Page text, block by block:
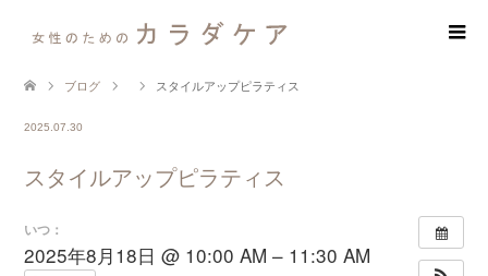
ブログ スタイルアップピラティス
2025.07.30
スタイルアップピラティス
いつ：
2025年8月18日 @ 10:00 AM – 11:30 AM